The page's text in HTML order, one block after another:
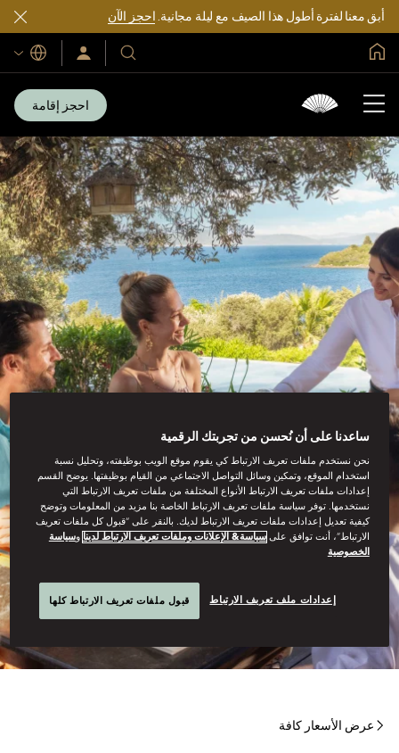
أبق معنا لفترة أطول هذا الصيف مع ليلة مجانية.احجز الآن
فنادقنا
ومنتجعاتنا
سجّل
الدخول/
اللغات
احجز إقامة
عرض الأسعار كافة
ساعدنا على أن نُحسن من تجربتك الرقمية
نحن نستخدم ملفات تعريف الارتباط كي يقوم موقع الويب بوظيفته، وتحليل نسبة
استخدام الموقع، وتمكين وسائل التواصل الاجتماعي من القيام بوظيفتها. يوضح القسم
إعدادات ملفات تعريف الارتباط الأنواع المختلفة من ملفات تعريف الارتباط التي
نستخدمها. توفر سياسة ملفات تعريف الارتباط الخاصة بنا مزيد من المعلومات وتوضح
كيفية تعديل إعدادات ملفات تعريف الارتباط لديك. بالنقر على “قبول كل ملفات تعريف
الارتباط”، أنت توافق علىسياسة& الإعلانات وملفات تعريف الارتباط لدينا وسياسة
الخصوصية
إعدادات ملف تعريف الارتباط قبول ملفات تعريف الارتباط كلها